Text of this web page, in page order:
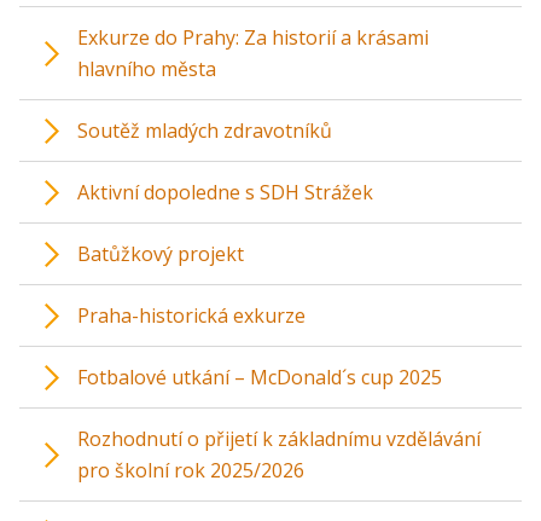
Exkurze do Prahy: Za historií a krásami
hlavního města
Soutěž mladých zdravotníků
Aktivní dopoledne s SDH Strážek
Batůžkový projekt
Praha-historická exkurze
Fotbalové utkání – McDonald´s cup 2025
Rozhodnutí o přijetí k základnímu vzdělávání
pro školní rok 2025/2026